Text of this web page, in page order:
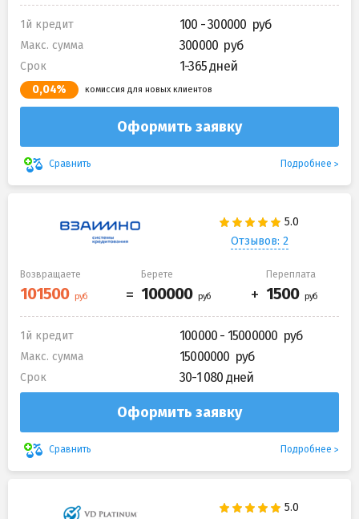
1й кредит 100 - 300000
Макс. сумма 300000
Срок 1-365 дней
0,04% комиссия для новых клиентов
Оформить заявку
Сравнить Подробнее
Отзывов: 2
Возвращаете Берете Переплата
1й кредит 100000 - 15000000
Макс. сумма 15000000
Срок 30-1 080 дней
Оформить заявку
Сравнить Подробнее